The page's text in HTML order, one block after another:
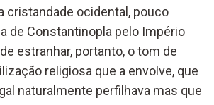
cristandade ocidental, pouco
de Constantinopla pelo Império
estranhar, portanto, o tom de
religiosa que a envolve, que
naturalmente perfilhava mas que